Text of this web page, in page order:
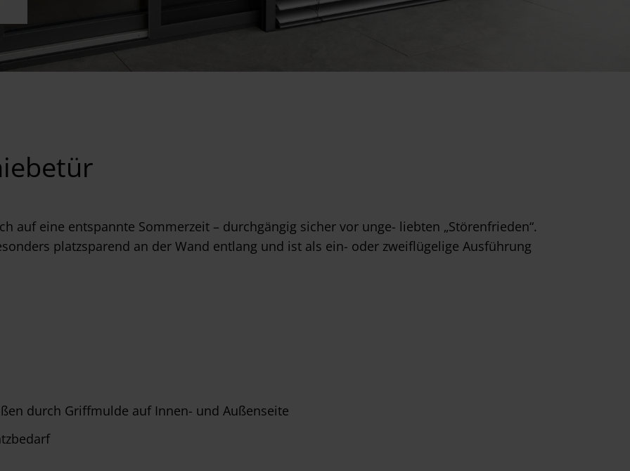
auf eine entspannte Sommerzeit – durchgängig sicher vor unge- liebten „Störenfrieden“.
platzsparend an der Wand entlang und ist als ein- oder zweiflügelige Ausführung
durch Griffmulde auf Innen- und Außenseite